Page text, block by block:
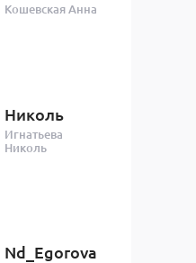
Кошевская Анна
Николь
Игнатьева
Николь
Nd_Egorova